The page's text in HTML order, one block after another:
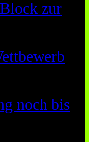
zur
noch bis